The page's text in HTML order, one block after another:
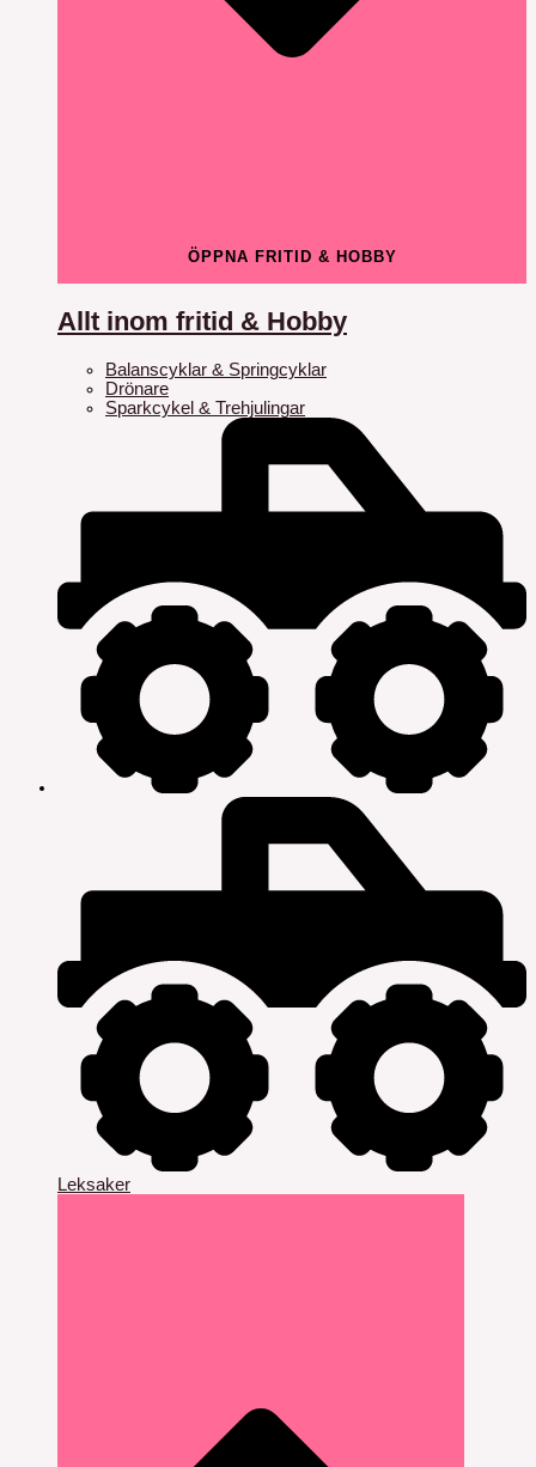
ÖPPNA FRITID & HOBBY
Allt inom fritid & Hobby
Balanscyklar & Springcyklar
Drönare
Sparkcykel & Trehjulingar
Leksaker